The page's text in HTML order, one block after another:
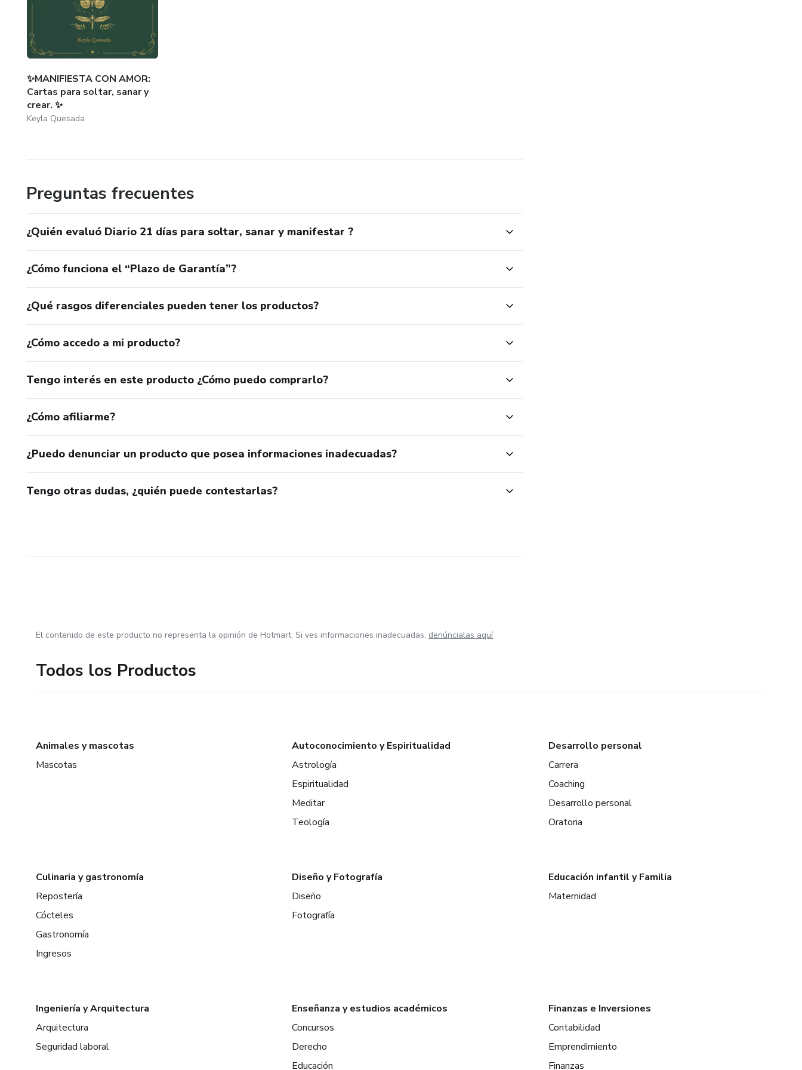
✨MANIFIESTA CON AMOR:
Cartas para soltar, sanar y
crear. ✨
Keyla Quesada
Preguntas frecuentes
¿Quién evaluó Diario 21 días para soltar, sanar y manifestar ?
¿Cómo funciona el “Plazo de Garantía”?
¿Qué rasgos diferenciales pueden tener los productos?
¿Cómo accedo a mi producto?
Tengo interés en este producto ¿Cómo puedo comprarlo?
¿Cómo afiliarme?
¿Puedo denunciar un producto que posea informaciones inadecuadas?
Tengo otras dudas, ¿quién puede contestarlas?
El contenido de este producto no representa la opinión de Hotmart. Si ves informaciones inadecuadas, denúncialas aquí
Todos los Productos
Animales y mascotas
Mascotas
Autoconocimiento y Espiritualidad
Astrología
Espiritualidad
Meditar
Teología
Desarrollo personal
Carrera
Coaching
Desarrollo personal
Oratoria
Culinaria y gastronomía
Repostería
Cócteles
Gastronomía
Ingresos
Diseño y Fotografía
Diseño
Fotografía
Educación infantil y Familia
Maternidad
Ingeniería y Arquitectura
Arquitectura
Seguridad laboral
Enseñanza y estudios académicos
Concursos
Derecho
Educación
Finanzas e Inversiones
Contabilidad
Emprendimiento
Finanzas